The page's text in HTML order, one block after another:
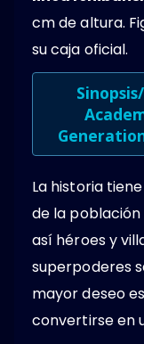
cm de altura.
su caja oficial.
La historia
de la
así héroes y
superpoderes
mayor deseo
convertirse en